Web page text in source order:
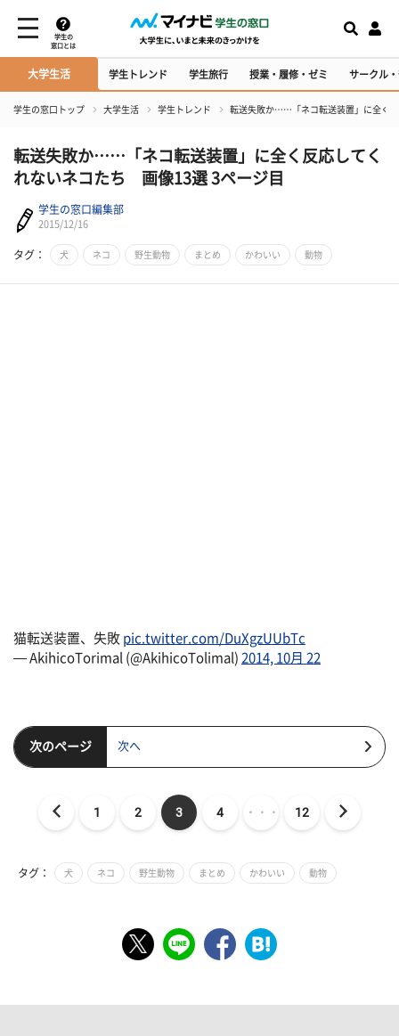
学生の
窓口とは
大学生活 学生トレンド 学生旅行 授業・履修・ゼミ サークル
学生の窓口トップ 大学生活 学生トレンド 転送失敗か……「ネコ転送装置」に全く
転送失敗か……「ネコ転送装置」に全く反応してく
れないネコたち 画像13選 3ページ目
学生の窓口編集部
2015/12/16
タグ： 犬 ネコ 野生動物 まとめ かわいい 動物
猫転送装置、失敗 pic.twitter.com/DuXgzUUbTc
— AkihicoTorimal (@AkihicoTolimal) 2014, 10月 22
次のページ 次へ
1 2 3 4 ・・・ 12
タグ： 犬 ネコ 野生動物 まとめ かわいい 動物